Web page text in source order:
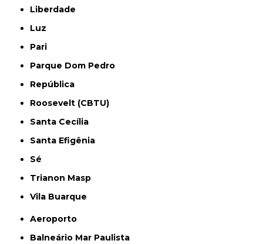
Liberdade
Luz
Pari
Parque Dom Pedro
República
Roosevelt (CBTU)
Santa Cecília
Santa Efigênia
Sé
Trianon Masp
Vila Buarque
Aeroporto
Balneário Mar Paulista